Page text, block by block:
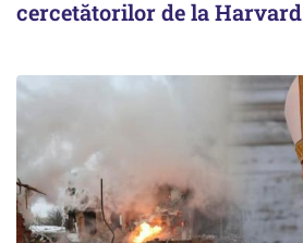
cercetătorilor de la Harvard